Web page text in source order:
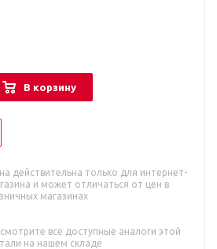
В корзину
действительна только для интернет-
и может отличаться от цен в
магазинах
все доступные аналоги этой
на нашем складе